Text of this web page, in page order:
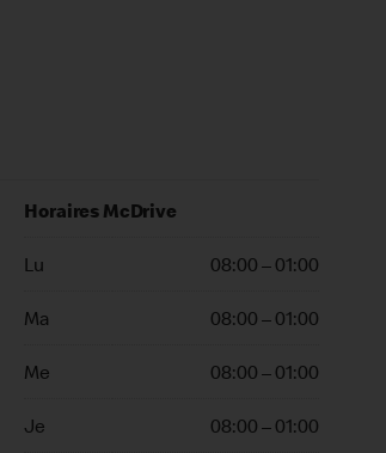
Horaires McDrive
Lu 08:00 – 01:00
Ma 08:00 – 01:00
Me 08:00 – 01:00
Je 08:00 – 01:00